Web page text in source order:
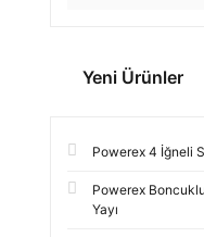
Yeni Ürünler
Powerex 4 İğneli
Powerex
Yayı